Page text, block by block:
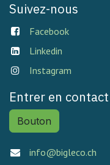
Suivez-nous
Facebook
Linkedin
Instagram
Entrer en contact
Bouton
info@bigleco.ch